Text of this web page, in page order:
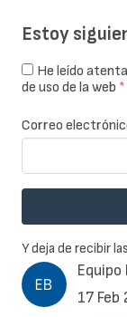
Equipo
17 Feb
Estoy
He leído
de uso de la web *
Correo
Y deja de recibir